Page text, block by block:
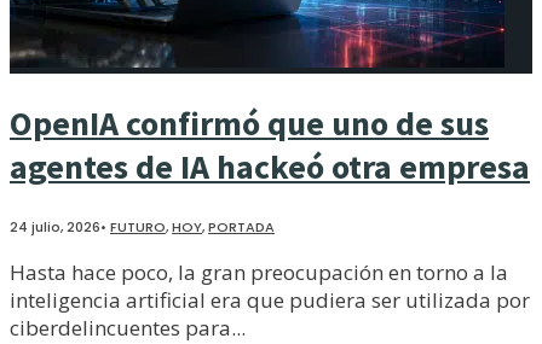
OpenIA confirmó que uno de sus
agentes de IA hackeó otra empresa
24 julio, 2026• FUTURO,HOY,PORTADA
Hasta hace poco, la gran preocupación en torno a la
inteligencia artificial era que pudiera ser utilizada por
ciberdelincuentes para...